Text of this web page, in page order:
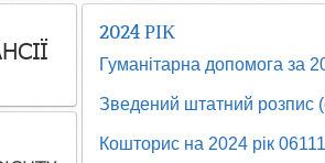
2024 РІК
Гуманітарна допомога за
Зведений штатний розпис
Кошторис на 2024 рік